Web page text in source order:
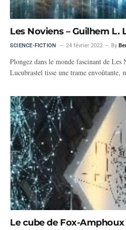
Les Noviens – Guilhem L.
SCIENCE-FICTION 24 février 2022 By
Plongez dans le monde fascinant de
Lucubrastel tisse une trame
Le cube de Fox-Amphoux